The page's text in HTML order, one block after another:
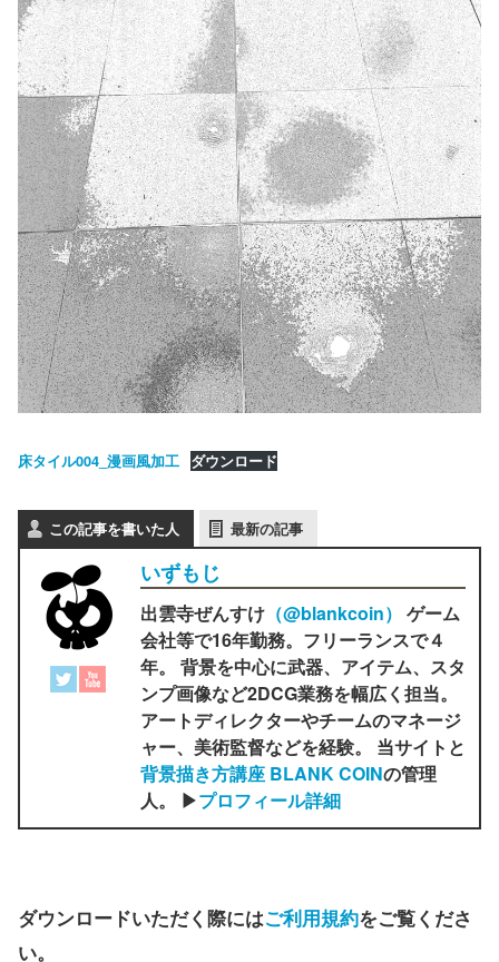
床タイル004_漫画風加工 ダウンロード
この記事を書いた人 最新の記事
いずもじ
出雲寺ぜんすけ （‎@blankcoin） ゲーム
会社等で16年勤務。フリーランスで４
年。 背景を中心に武器、アイテム、スタ
ンプ画像など2DCG業務を幅広く担当。
アートディレクターやチームのマネージ
ャー、美術監督などを経験。 当サイトと
背景描き方講座 BLANK COINの管理
人。 ▶プロフィール詳細
ダウンロードいただく際にはご利用規約をご覧くださ
い。